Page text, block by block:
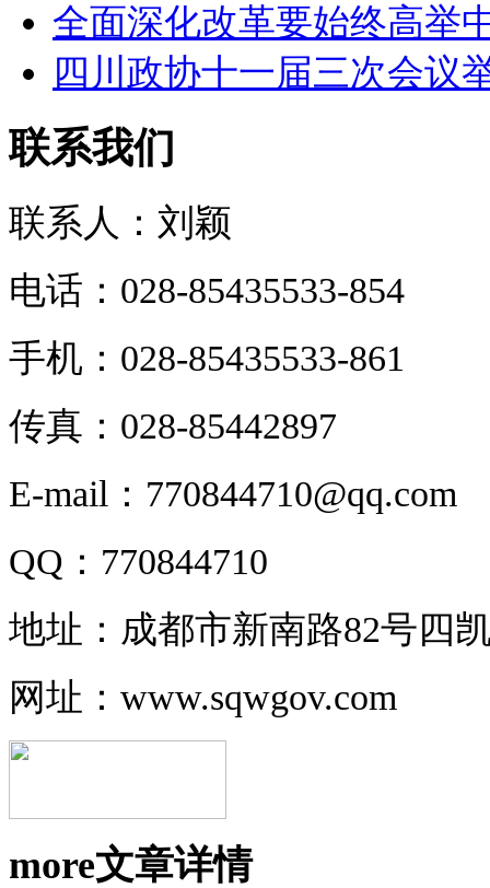
全面深化改革要始终高举
四川政协十一届三次会议
联系我们
联系人：刘颖
电话：028-85435533-854
手机：028-85435533-861
传真：028-85442897
E-mail：770844710@qq.com
QQ：770844710
地址：成都市新南路82号四
网址：www.sqwgov.com
more文章详情